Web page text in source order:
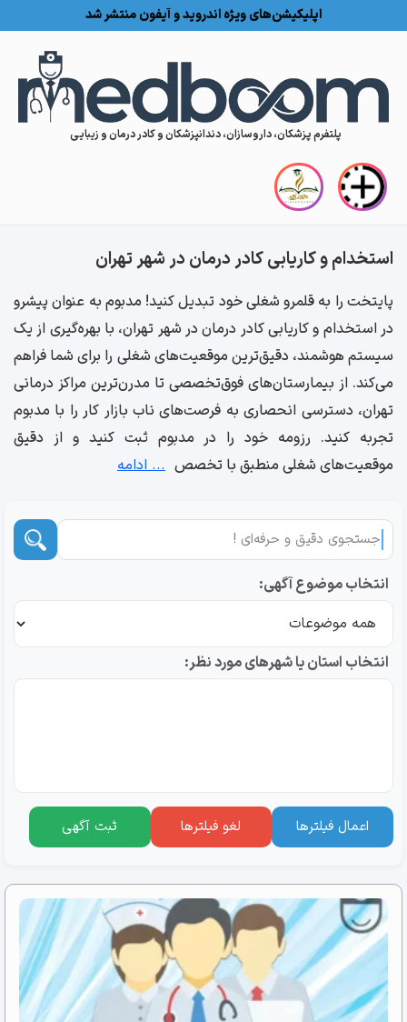
اپلیکیشن‌های ویژه اندروید و آیفون منتشر شد
Skip to content
پلتفرم پزشکان، داروسازان، دندانپزشکان و کادر درمان و زیبایی
استخدام و کاریابی کادر درمان در شهر تهران
پایتخت را به قلمرو شغلی خود تبدیل کنید! مدبوم به عنوان پیشرو
در استخدام و کاریابی کادر درمان در شهر تهران، با بهره‌گیری از یک
سیستم هوشمند، دقیق‌ترین موقعیت‌های شغلی را برای شما فراهم
می‌کند. از بیمارستان‌های فوق‌تخصصی تا مدرن‌ترین مراکز درمانی
تهران، دسترسی انحصاری به فرصت‌های ناب بازار کار را با مدبوم
تجربه کنید. رزومه خود را در مدبوم ثبت کنید و از دقیق
موقعیت‌های شغلی منطبق با تخصص ... ادامه
انتخاب موضوع آگهی:
انتخاب استان یا شهرهای مورد نظر:
اعمال فیلترها لغو فیلترها ثبت آگهی